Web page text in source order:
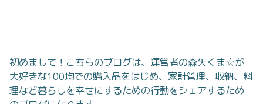
初めまして！こちらのブログは、運営者の森矢くま☆が
大好きな100均での購入品をはじめ、家計管理、収納、料
理など暮らしを幸せにするための行動をシェアするため